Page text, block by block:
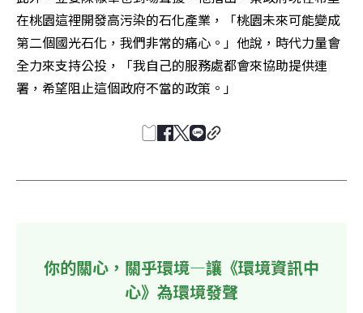
在桃園這裡開發高污染的石化產業，「桃園未來可能變成
第二個國光石化，我們非常的痛心。」他說，時代力量會
全力來支持公投，「我自己的服務處都會來協助提供連
署，希望阻止這個政府不當的政策。」
你的關心，關乎環境—讓《環境資訊中
心》為環境發聲